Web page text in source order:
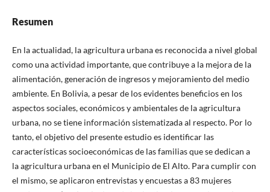
Resumen
En la actualidad, la agricultura urbana es reconocida a nivel global
como una actividad importante, que contribuye a la mejora de la
alimentación, generación de ingresos y mejoramiento del medio
ambiente. En Bolivia, a pesar de los evidentes beneficios en los
aspectos sociales, económicos y ambientales de la agricultura
urbana, no se tiene información sistematizada al respecto. Por lo
tanto, el objetivo del presente estudio es identificar las
características socioeconómicas de las familias que se dedican a
la agricultura urbana en el Municipio de El Alto. Para cumplir con
el mismo, se aplicaron entrevistas y encuestas a 83 mujeres